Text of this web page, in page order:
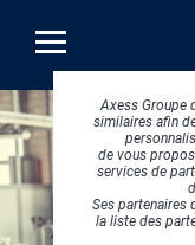
contenu
principal
Axess Groupe
similaires afin
de vous
services de
Ses partenaires
la liste des